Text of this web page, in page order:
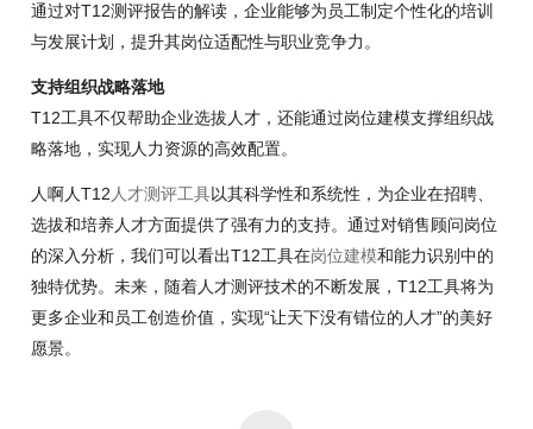
通过对T12测评报告的解读，企业能够为员工制定个性化的培训
与发展计划，提升其岗位适配性与职业竞争力。
支持组织战略落地
T12工具不仅帮助企业选拔人才，还能通过岗位建模支撑组织战
略落地，实现人力资源的高效配置。
人啊人T12人才测评工具以其科学性和系统性，为企业在招聘、
选拔和培养人才方面提供了强有力的支持。通过对销售顾问岗位
的深入分析，我们可以看出T12工具在岗位建模和能力识别中的
独特优势。未来，随着人才测评技术的不断发展，T12工具将为
更多企业和员工创造价值，实现“让天下没有错位的人才”的美好
愿景。